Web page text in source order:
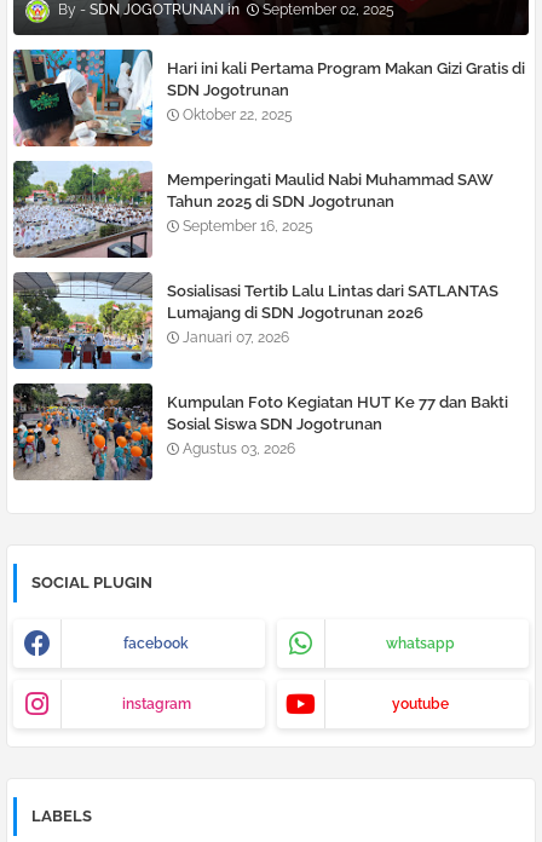
SDN JOGOTRUNAN September 02, 2025
Hari ini kali Pertama Program Makan Gizi Gratis di
SDN Jogotrunan
Oktober 22, 2025
Memperingati Maulid Nabi Muhammad SAW
Tahun 2025 di SDN Jogotrunan
September 16, 2025
Sosialisasi Tertib Lalu Lintas dari SATLANTAS
Lumajang di SDN Jogotrunan 2026
Januari 07, 2026
Kumpulan Foto Kegiatan HUT Ke 77 dan Bakti
Sosial Siswa SDN Jogotrunan
Agustus 03, 2026
SOCIAL PLUGIN
facebook whatsapp
instagram youtube
LABELS